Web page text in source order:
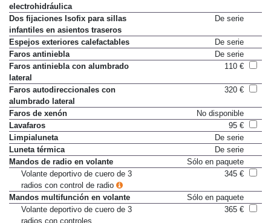
electrohidráulica
Dos fijaciones Isofix para sillas
infantiles en asientos traseros
De serie
Espejos exteriores calefactables
De serie
Faros antiniebla
De serie
Faros antiniebla con alumbrado
lateral
110 €
Faros autodireccionales con
alumbrado lateral
320 €
Faros de xenón
No disponible
Lavafaros
95 €
Limpialuneta
De serie
Luneta térmica
De serie
Mandos de radio en volante
Sólo en paquete
Volante deportivo de cuero de 3
radios con control de radio
345 €
Mandos multifunción en volante
Sólo en paquete
Volante deportivo de cuero de 3
radios con controles
365 €